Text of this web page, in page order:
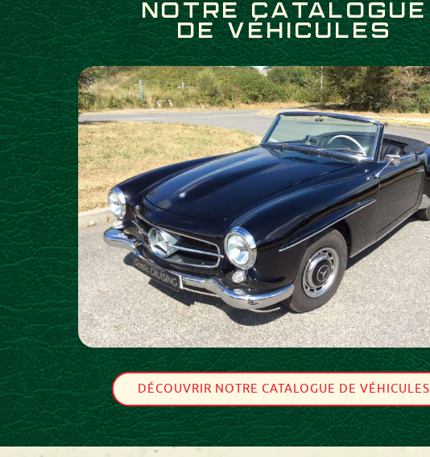
NOTRE CATALOGUE
DE VÉHICULES
DÉCOUVRIR NOTRE CATALOGUE DE VÉHICULES